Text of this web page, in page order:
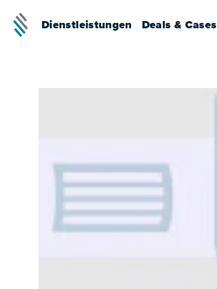
Dienstleistungen Deals & Cases